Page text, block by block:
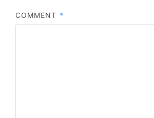
COMMENT *